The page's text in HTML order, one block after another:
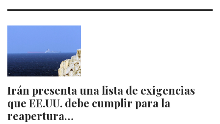
Irán presenta una lista de exigencias
que EE.UU. debe cumplir para la
reapertura…